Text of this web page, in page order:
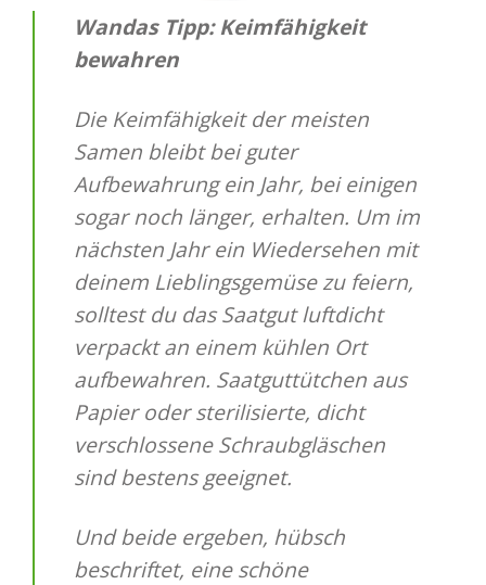
Wandas Tipp: Keimfähigkeit
bewahren
Die Keimfähigkeit der meisten
Samen bleibt bei guter
Aufbewahrung ein Jahr, bei einigen
sogar noch länger, erhalten. Um im
nächsten Jahr ein Wiedersehen mit
deinem Lieblingsgemüse zu feiern,
solltest du das Saatgut luftdicht
verpackt an einem kühlen Ort
aufbewahren. Saatguttütchen aus
Papier oder sterilisierte, dicht
verschlossene Schraubgläschen
sind bestens geeignet.
Und beide ergeben, hübsch
beschriftet, eine schöne